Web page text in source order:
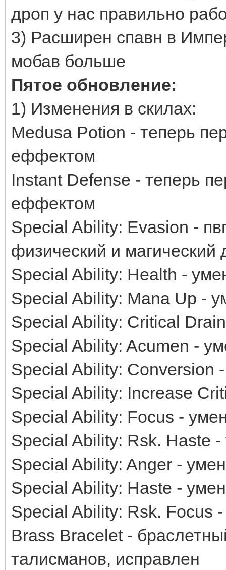
дроп у нас правильно
3) Расширен спавн в
мобав больше
Пятое обновление:
1) Изменения в скилах:
Medusa Potion - теперь
еффектом
Instant Defense - теперь
еффектом
Special Ability: Evasion -
физический и магический
Special Ability: Health -
Special Ability: Mana Up -
Special Ability: Critical
Special Ability: Acumen -
Special Ability: Conversion
Special Ability: Increase
Special Ability: Focus -
Special Ability: Rsk. Haste
Special Ability: Anger -
Special Ability: Haste -
Special Ability: Rsk. Focus
Brass Bracelet -
талисманов, исправлен